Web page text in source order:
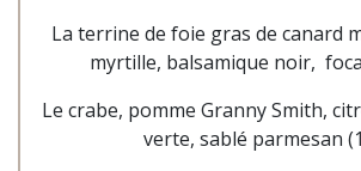
La terrine de foie gras de canard
myrtille, balsamique noir,
Le crabe, pomme Granny Smith,
verte, sablé parmesan